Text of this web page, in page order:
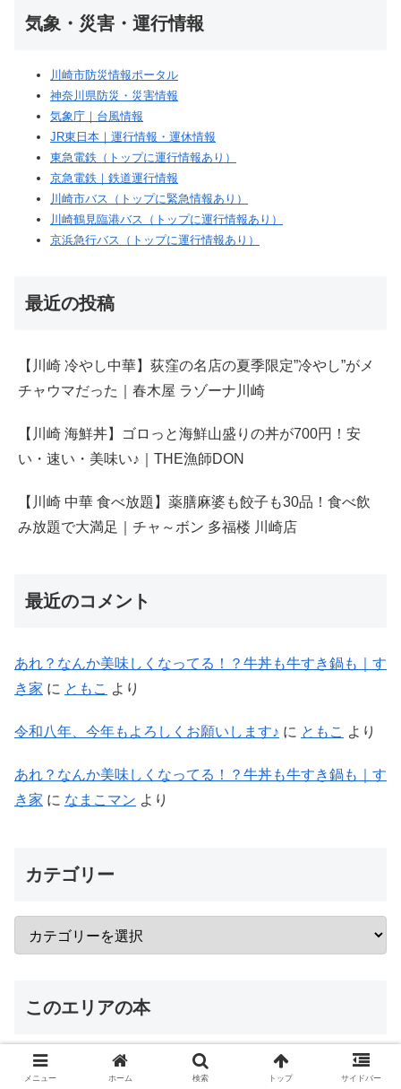
気象・災害・運行情報
川崎市防災情報ポータル
神奈川県防災・災害情報
気象庁｜台風情報
JR東日本｜運行情報・運休情報
東急電鉄（トップに運行情報あり）
京急電鉄｜鉄道運行情報
川崎市バス（トップに緊急情報あり）
川崎鶴見臨港バス（トップに運行情報あり）
京浜急行バス（トップに運行情報あり）
最近の投稿
【川崎 冷やし中華】荻窪の名店の夏季限定”冷やし”がメ
チャウマだった｜春木屋 ラゾーナ川崎
【川崎 海鮮丼】ゴロっと海鮮山盛りの丼が700円！安
い・速い・美味い♪｜THE漁師DON
【川崎 中華 食べ放題】薬膳麻婆も餃子も30品！食べ飲
み放題で大満足｜チャ～ボン 多福楼 川崎店
最近のコメント
あれ？なんか美味しくなってる！？牛丼も牛すき鍋も｜す
き家 に ともこ より
令和八年、今年もよろしくお願いします♪ に ともこ より
あれ？なんか美味しくなってる！？牛丼も牛すき鍋も｜す
き家 に なまこマン より
カテゴリー
このエリアの本
メニュー ホーム 検索 トップ サイドバー